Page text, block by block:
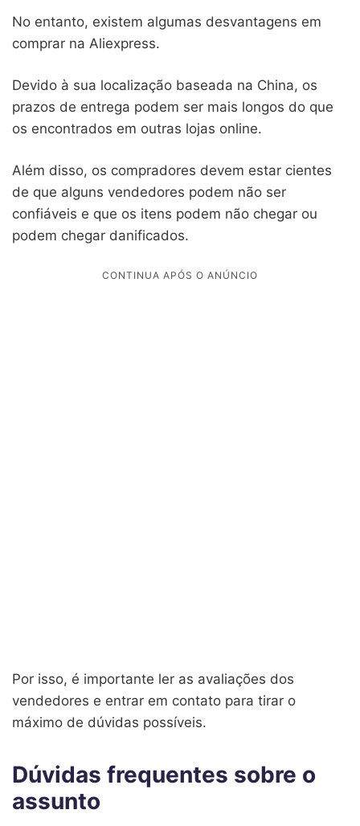
No entanto, existem algumas desvantagens em
comprar na Aliexpress.
Devido à sua localização baseada na China, os
prazos de entrega podem ser mais longos do que
os encontrados em outras lojas online.
Além disso, os compradores devem estar cientes
de que alguns vendedores podem não ser
confiáveis e que os itens podem não chegar ou
podem chegar danificados.
Por isso, é importante ler as avaliações dos
vendedores e entrar em contato para tirar o
máximo de dúvidas possíveis.
Dúvidas frequentes sobre o
assunto